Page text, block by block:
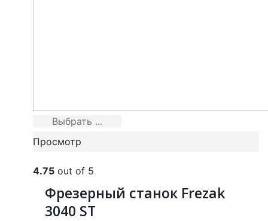
Выбрать ...
Просмотр
4.75 out of 5
Фрезерный станок Frezak
3040 ST